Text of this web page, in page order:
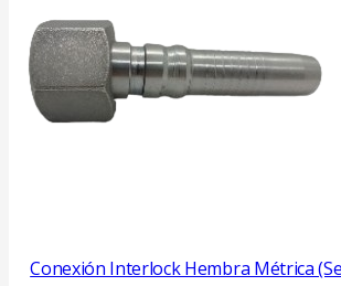
Conexión Interlock Hembra Métrica